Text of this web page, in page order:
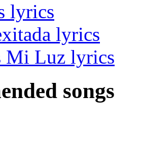
lyrics
lyrics
Mi Luz lyrics
songs